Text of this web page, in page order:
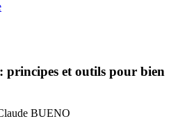
principes et outils pour bien
BUENO